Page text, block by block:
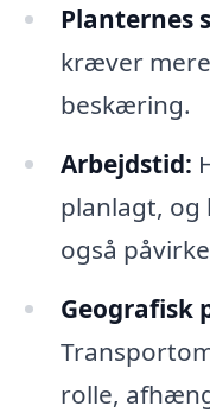
Planternes
kræver
beskæring.
Arbejdstid:
planlagt, og
også
Geografisk
rolle,